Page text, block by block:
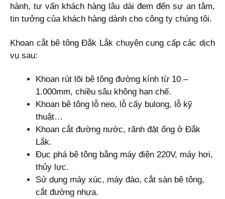
hành, tư vấn khách hàng lâu dài đem đến sự an tâm,
tin tưởng của khách hàng dành cho công ty chúng tôi.
Khoan cắt bê tông Đắk Lắk chuyên cung cấp các dịch
vụ sau:
Khoan rút lõi bê tông đường kính từ 10 –
1.000mm, chiều sâu không hạn chế.
Khoan bê tông lỗ neo, lỗ cấy bulong, lỗ kỹ
thuật…
Khoan cắt đường nước, rãnh đặt ống ở Đắk
Lắk.
Đục phá bê tông bằng máy điện 220V, máy hơi,
thủy lực.
Sử dụng máy xúc, máy đào, cắt sàn bê tông,
cắt đường nhựa.